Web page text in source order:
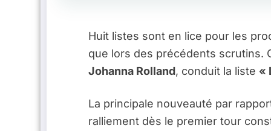
Huit listes sont en lice pour les
que lors des précédents scrutins.
Johanna Rolland, conduit la liste «
La principale nouveauté par
ralliement dès le premier tour